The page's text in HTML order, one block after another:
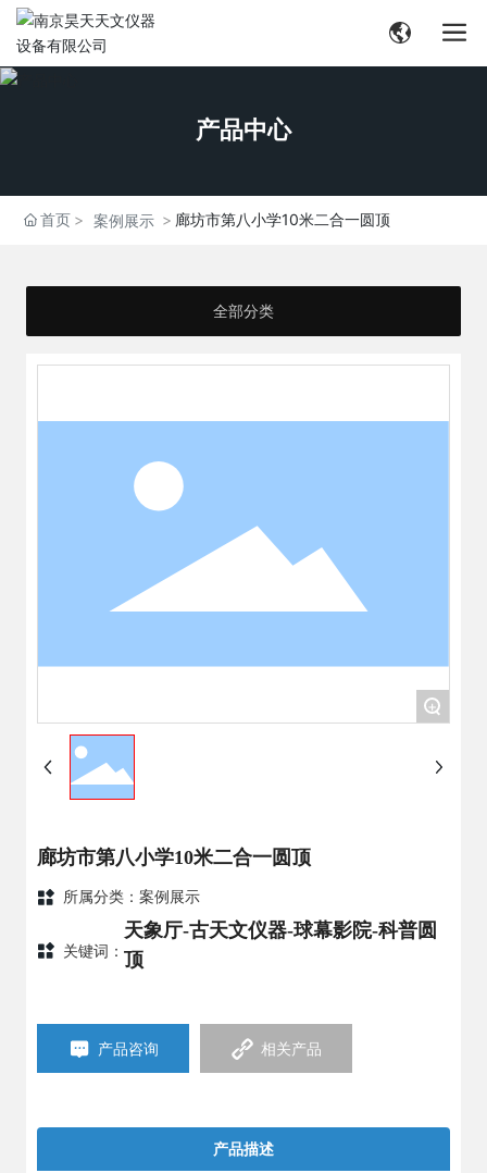
产品中心
首页 案例展示 廊坊市第八小学10米二合一圆顶
全部分类
+
廊坊市第八小学10米二合一圆顶
所属分类：案例展示
关键词：
天象厅-古天文仪器-球幕影院-科普圆
顶
产品咨询 相关产品
产品描述